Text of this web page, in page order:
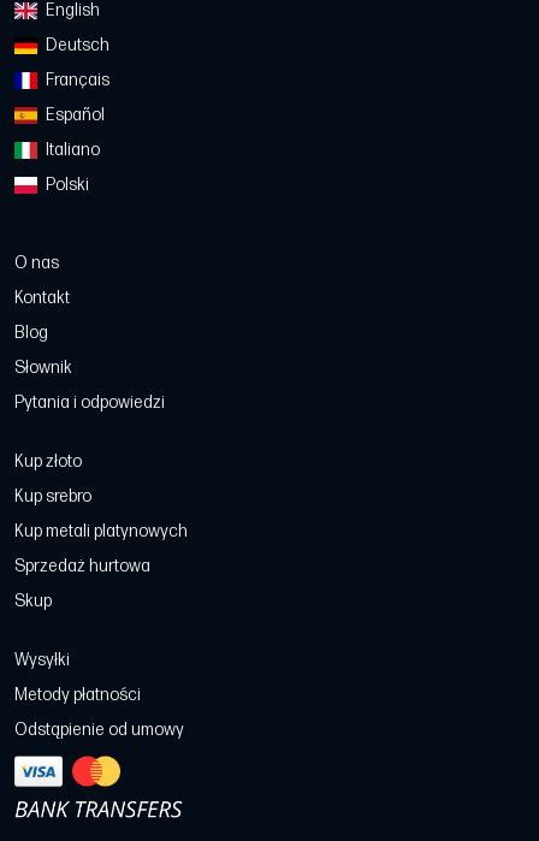
English
Deutsch
Français
Español
Italiano
Polski
O nas
Kontakt
Blog
Słownik
Pytania i odpowiedzi
Kup złoto
Kup srebro
Kup metali platynowych
Sprzedaż hurtowa
Skup
Wysyłki
Metody płatności
Odstąpienie od umowy